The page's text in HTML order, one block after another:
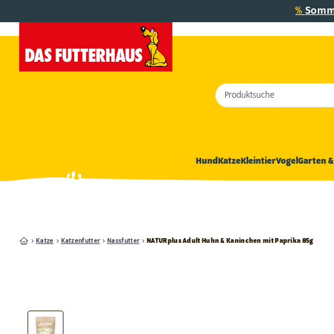
%
Produktsuche
HundKatzeKleintierVogel Garten
Katze Katzenfutter Nassfutter NATURplus Adult Huhn & Kaninchen mit Paprika 85g